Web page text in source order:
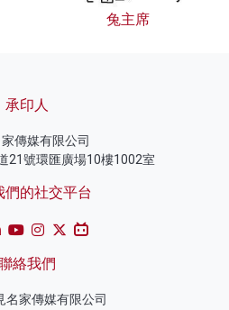
兔主席
承印人
傳媒有限公司
21號環匯廣場10樓1002室
們的社交平台
絡我們
名家傳媒有限公司